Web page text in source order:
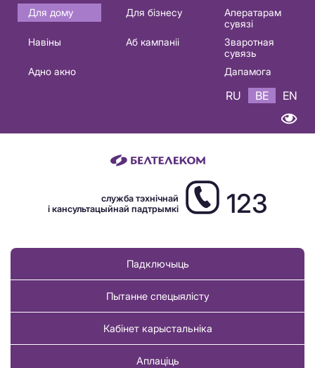
Основная
навигация
Для дому Для бізнесу
Аператарам
сувязі
Навіны
Аб кампаніі
Зваротная
сувязь
Адно акно
Дапамога
RU BE EN
служба тэхнічнай
і кансультацыйнай падтрымкі
123
Падключыць
Пытанне спецыялісту
Кабінет карыстальніка
Аплаціць